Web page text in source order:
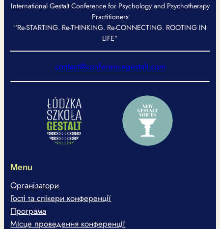
International Gestalt Conference for Psychology and Psychotherapy
Practitioners
“Re-STARTING. Re-THINKING. Re-CONNECTING. ROOTING IN
LIFE”
contact@conferencegestalt.com
Menu
Організатори
Гості та спікери конференції
Програма
Місце проведення конференції